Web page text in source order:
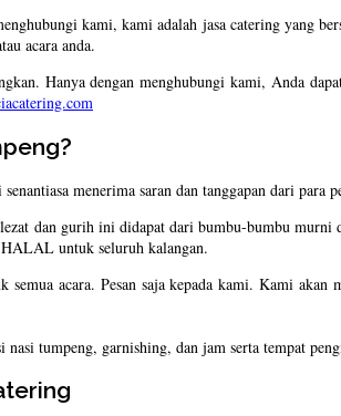
kami, kami adalah jasa catering yang
acara anda.
Hanya dengan menghubungi kami, Anda
menerima saran dan tanggapan dari
dan gurih ini didapat dari bumbu-bumbu
untuk seluruh kalangan.
acara. Pesan saja kepada kami. Kami
nasi tumpeng, garnishing, dan jam serta tempat